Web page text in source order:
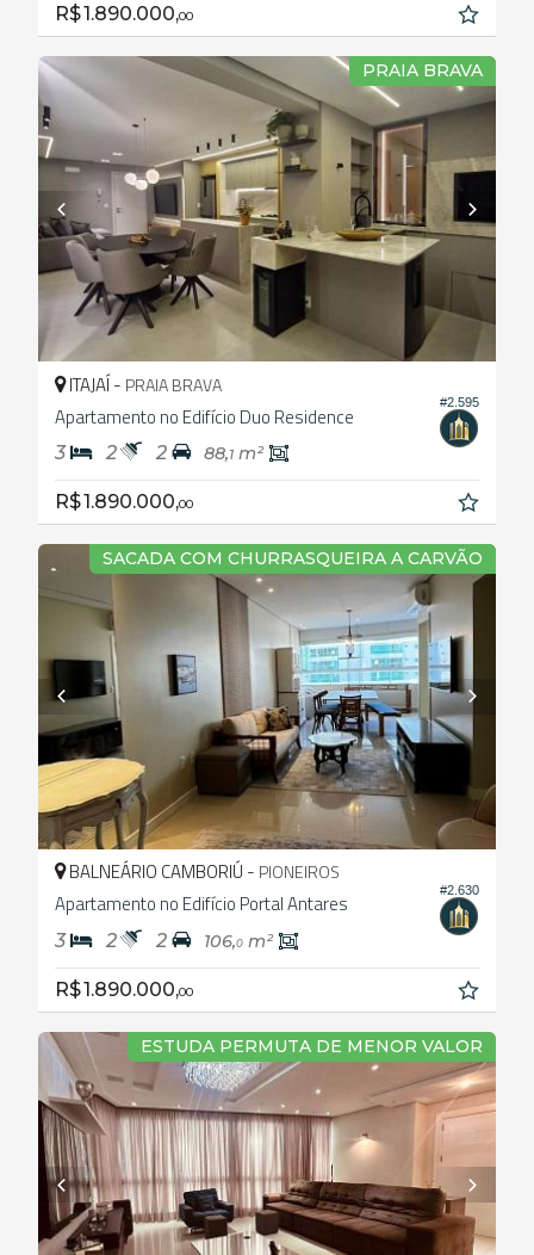
R$ 1.890.000,00
PRAIA BRAVA
#2.595
ITAJAÍ - PRAIA BRAVA
Apartamento no Edifício Duo Residence
3 2 2 88,1 m²
R$ 1.890.000,00
SACADA COM CHURRASQUEIRA A CARVÃO
#2.630
BALNEÁRIO CAMBORIÚ - PIONEIROS
Apartamento no Edifício Portal Antares
3 2 2 106,0 m²
R$ 1.890.000,00
ESTUDA PERMUTA DE MENOR VALOR